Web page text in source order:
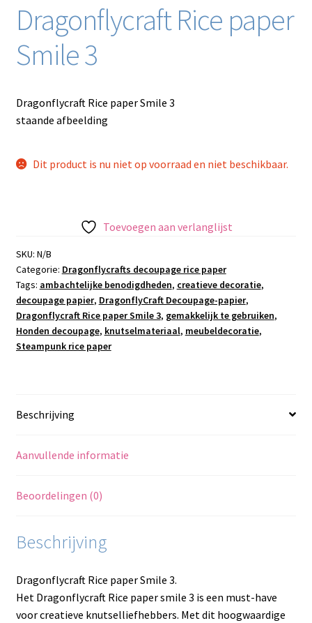
Dragonflycraft Rice paper
Smile 3
Dragonflycraft Rice paper Smile 3
staande afbeelding
Dit product is nu niet op voorraad en niet beschikbaar.
Toevoegen aan verlanglijst
SKU: N/B
Categorie: Dragonflycrafts decoupage rice paper
Tags: ambachtelijke benodigdheden, creatieve decoratie,
decoupage papier, DragonflyCraft Decoupage-papier,
Dragonflycraft Rice paper Smile 3, gemakkelijk te gebruiken,
Honden decoupage, knutselmateriaal, meubeldecoratie,
Steampunk rice paper
Beschrijving
Aanvullende informatie
Beoordelingen (0)
Beschrijving
Dragonflycraft Rice paper Smile 3.
Het Dragonflycraft Rice paper smile 3 is een must-have
voor creatieve knutselliefhebbers. Met dit hoogwaardige